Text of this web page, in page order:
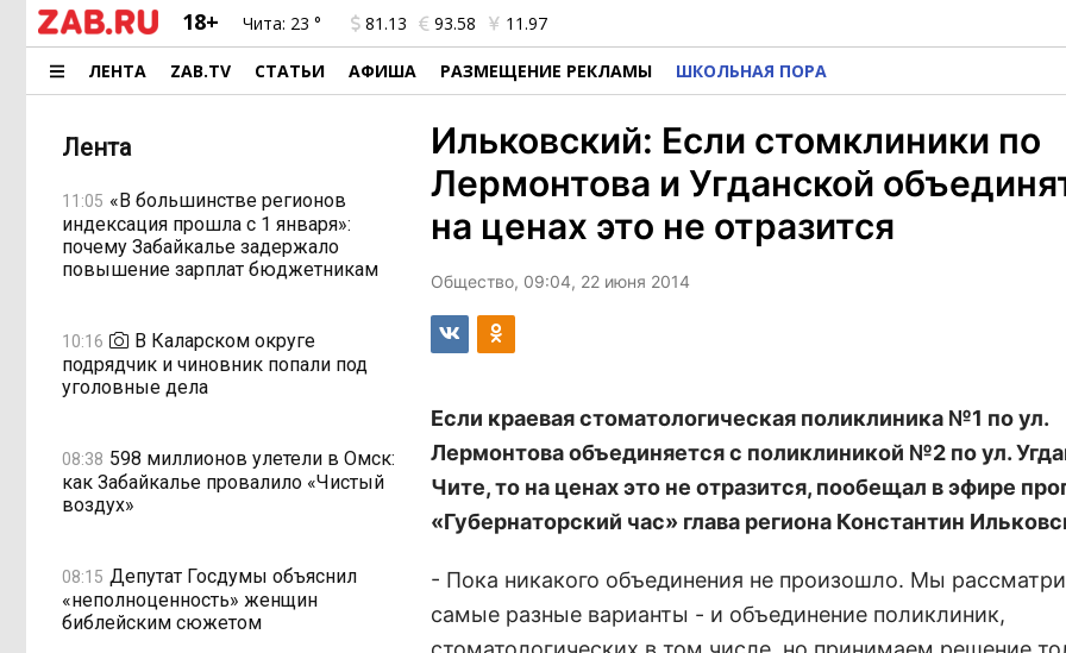
18+ Чита: 23 ° 81.13 93.58 11.97
ЛЕНТА ZAB.TV СТАТЬИ АФИША РАЗМЕЩЕНИЕ РЕКЛАМЫ ШКОЛЬНАЯ ПОРА
Лента
11:05 «В большинстве регионов
индексация прошла с 1 января»:
почему Забайкалье задержало
повышение зарплат бюджетникам
10:16
В Каларском округе
подрядчик и чиновник попали под
уголовные дела
08:38 598 миллионов улетели в Омск:
как Забайкалье провалило «Чистый
воздух»
08:15 Депутат Госдумы объяснил
«неполноценность» женщин
библейским сюжетом
Ильковский: Если стомклиники по
Лермонтова и Угданской
на ценах это не отразится
Общество, 09:04, 22 июня 2014
Если краевая стоматологическая поликлиника №1 по ул.
Лермонтова объединяется с поликлиникой №2 по ул.
Чите, то на ценах это не отразится, пообещал в эфире
«Губернаторский час» глава региона Константин
- Пока никакого объединения не произошло. Мы
самые разные варианты - и объединение поликлиник,